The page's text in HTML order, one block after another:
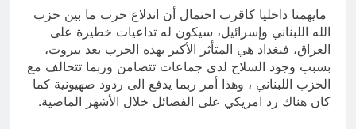
مايهمنا داخليا كاقرب احتمال أن اندلاع حرب ما بين حزب
الله اللبناني وإسرائيل، سيكون له تداعيات خطيرة على
العراق، فبغداد هي المتأثر الأكبر بهذه الحرب بعد بيروت،
بسبب وجود السلاح لدى جماعات تتضامن وربما تتحالف مع
الحزب اللبناني ، وهذا أمر ربما يدفع الى ردود صهيونية كما
كان هناك رد امريكي على الفصائل خلال الأشهر الماضية.